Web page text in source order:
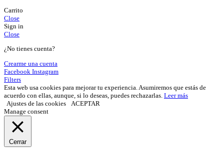
Carrito
Close
Sign in
Close
¿No tienes cuenta?
Crearme una cuenta
Facebook Instagram
Filters
Esta web usa cookies para mejorar tu experiencia. Asumiremos que estás de
acuerdo con ellas, aunque, si lo deseas, puedes rechazarlas. Leer más
Ajustes de las cookies
ACEPTAR
Manage consent
Cerrar